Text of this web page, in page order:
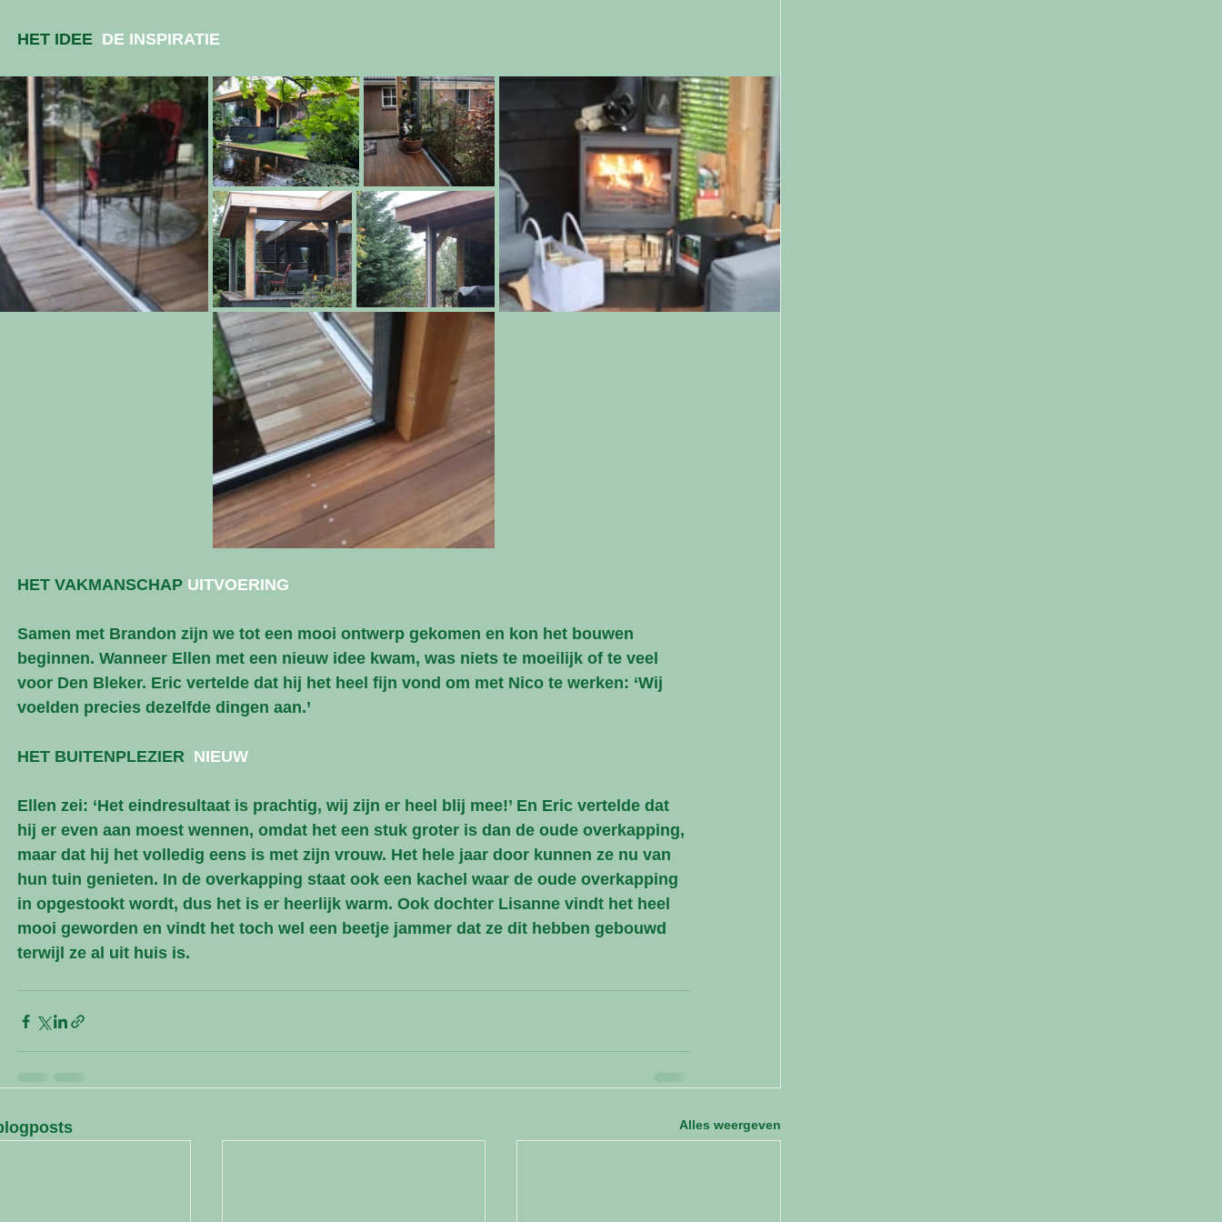
HET IDEE DE INSPIRATIE
HET VAKMANSCHAP UITVOERING
Samen met Brandon zijn we tot een mooi ontwerp gekomen en kon het bouwen
beginnen. Wanneer Ellen met een nieuw idee kwam, was niets te moeilijk of te veel
voor Den Bleker. Eric vertelde dat hij het heel fijn vond om met Nico te werken: ‘Wij
voelden precies dezelfde dingen aan.’
HET BUITENPLEZIER NIEUW
Ellen zei: ‘Het eindresultaat is prachtig, wij zijn er heel blij mee!’ En Eric vertelde dat
hij er even aan moest wennen, omdat het een stuk groter is dan de oude overkapping,
maar dat hij het volledig eens is met zijn vrouw. Het hele jaar door kunnen ze nu van
hun tuin genieten. In de overkapping staat ook een kachel waar de oude overkapping
in opgestookt wordt, dus het is er heerlijk warm. Ook dochter Lisanne vindt het heel
mooi geworden en vindt het toch wel een beetje jammer dat ze dit hebben gebouwd
terwijl ze al uit huis is.
Alles weergeven